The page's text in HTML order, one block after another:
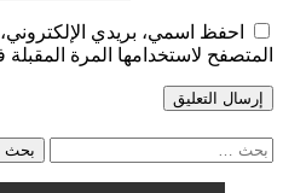
احفظ اسمي، بريدي
المتصفح لاستخدامها المرة
البحث
عن: